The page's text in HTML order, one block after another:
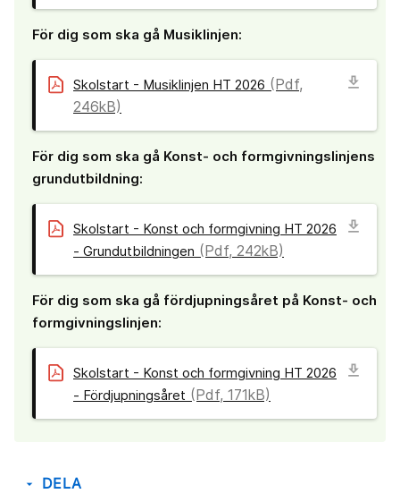
För dig som ska gå Musiklinjen:
Skolstart - Musiklinjen HT 2026 (Pdf,
246kB)
download
För dig som ska gå Konst- och formgivningslinjens
grundutbildning:
Skolstart - Konst och formgivning HT 2026
- Grundutbildningen (Pdf, 242kB)
download
För dig som ska gå fördjupningsåret på Konst- och
formgivningslinjen:
Skolstart - Konst och formgivning HT 2026
- Fördjupningsåret (Pdf, 171kB)
download
arrow_drop_down DELA